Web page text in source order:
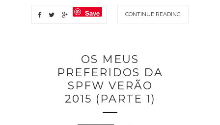
CONTINUE READING
Save
OS MEUS
PREFERIDOS DA
SPFW VERÃO
2015 (PARTE 1)